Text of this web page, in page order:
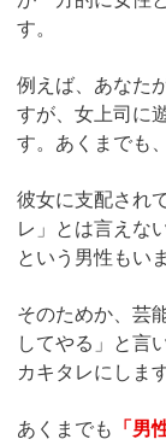
す。
例えば、あなた
すが、女上司に
す。あくまでも
彼女に支配され
レ」とは言えな
という男性もい
そのためか、芸
してやる」と言
カキタレにします
あくまでも 「男